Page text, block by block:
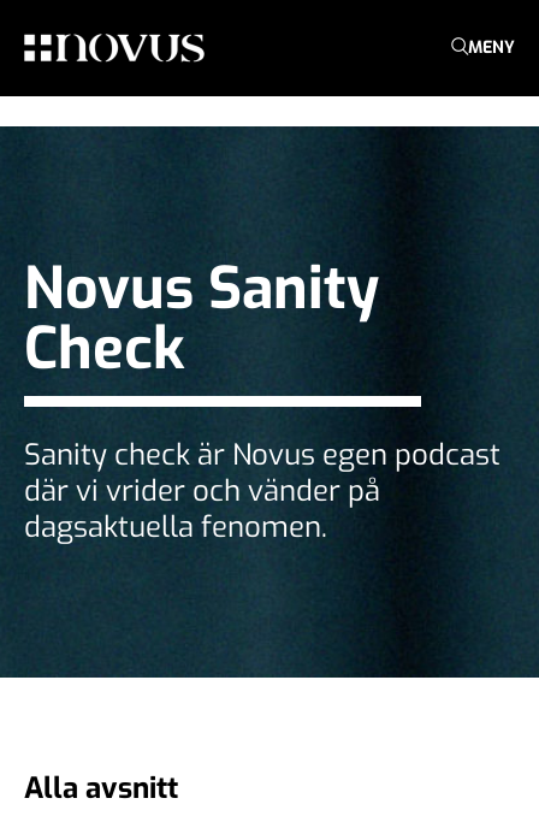
MENY
Novus Sanity
Check
Sanity check är Novus egen podcast
där vi vrider och vänder på
dagsaktuella fenomen.
Alla avsnitt